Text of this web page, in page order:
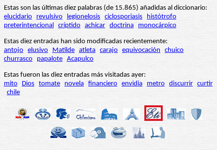
Estas son las últimas diez palabras (de 15.865) añadidas al diccionario:
elucidario
revulsivo legionelosis ciclosporiasis
histótrofo
preterintencional críptido achicar doctrina monocárpico
Estas diez entradas han sido modificadas recientemente:
antojo elusivo Matilde atleta carajo equivocación
chuico
churrasco
papalote Acapulco
Estas fueron las diez entradas más visitadas ayer:
mito
Dios tomate novela financiero envidia metro discurrir curtir
chile